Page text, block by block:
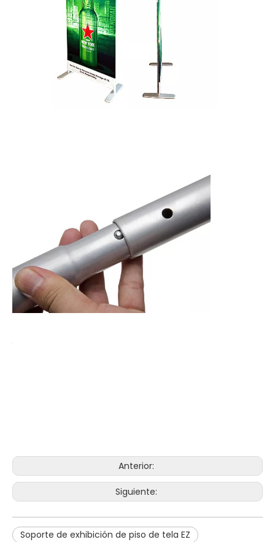
Anterior:
Siguiente:
Soporte de exhibición de piso de tela EZ